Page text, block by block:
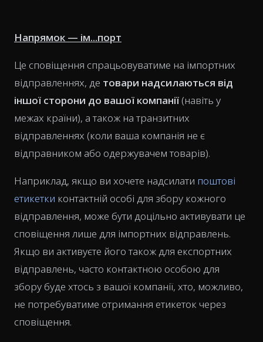
Напрямок — ім...порт
Це сповіщення спрацьовуватиме на імпортних
відправленнях, де товари надсилаються від
іншої сторони до вашої компанії (навіть у
межах країни), а також на транзитних
відправленнях (коли ваша компанія не є
відправником або одержувачем товарів).
Наприклад, якщо ви хочете надсилати поштові
етикетки контактній особі для збору кожного
відправлення, може бути доцільно активувати це
сповіщення лише для імпортних відправлень.
Якщо ви активуєте його також для експортних
відправлень, часто контактною особою для
збору буде хтось з вашої компанії, хто, можливо,
не потребуватиме отримання етикеток через
сповіщення.